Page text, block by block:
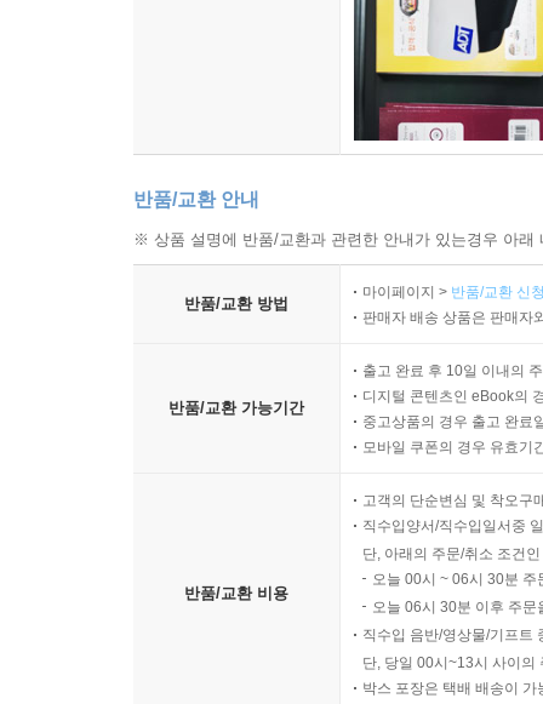
에필로그 | 무엇이 우리를 행복으로 이끄는가?
반품/교환 안내
※ 상품 설명에 반품/교환과 관련한 안내가 있는경우 아
반품/교환 방법
마이페이지 > 반품/교환 신
판매자 배송 상품은 판매자
반품/교환 가능기간
출고 완료 후 10일 이내의
디지털 콘텐츠인 eBook의
중고상품의 경우 출고 완료
모바일 쿠폰의 경우 유효기
반품/교환 비용
고객의 단순변심 및 착오구
직수입양서/직수입일서중
단, 아래의 주문/취소 조건
오늘 00시 ~ 06시 30분
오늘 06시 30분 이후 주
직수입 음반/영상물/기프트
단, 당일 00시~13시 사이의
박스 포장은 택배 배송이